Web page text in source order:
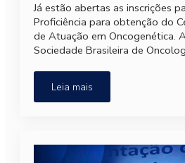
Já estão abertas as inscrições
Proficiência para obtenção do
de Atuação em Oncogenética.
Sociedade Brasileira de
Leia mais